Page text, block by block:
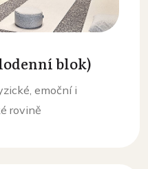
blok)
emoční i
rovině